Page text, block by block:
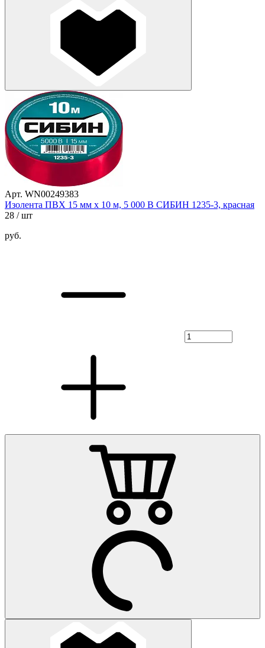
Арт. WN00249383
Изолента ПВХ 15 мм х 10 м, 5 000 В СИБИН 1235-3, красная
28 / шт
руб.